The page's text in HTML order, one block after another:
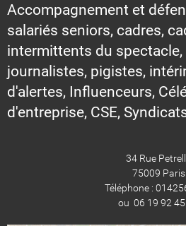
Accompagnement et
salariés seniors, cadres,
intermittents du
journalistes, pigistes,
d'alertes, Influenceurs,
d'entreprise, CSE,
34 Rue
75009 Paris
Téléphone :
ou 06 19 92